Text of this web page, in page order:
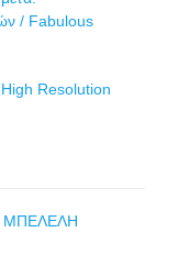
/ Fabulous
Resolution
ΜΠΕΛΕΛΗ